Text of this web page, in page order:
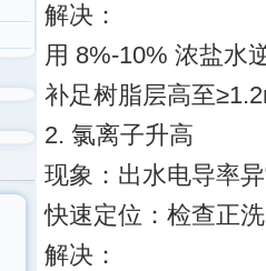
解决：
用 8%-10% 浓盐水
补足树脂层高至
2. 氯离子升高
现象：出水电导率
快速定位：检查正
解决：